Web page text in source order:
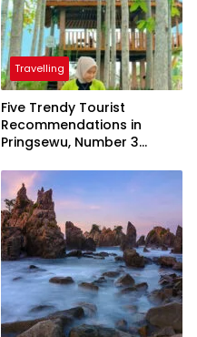
Travelling
Five Trendy Tourist
Recommendations in
Pringsewu, Number 3
President